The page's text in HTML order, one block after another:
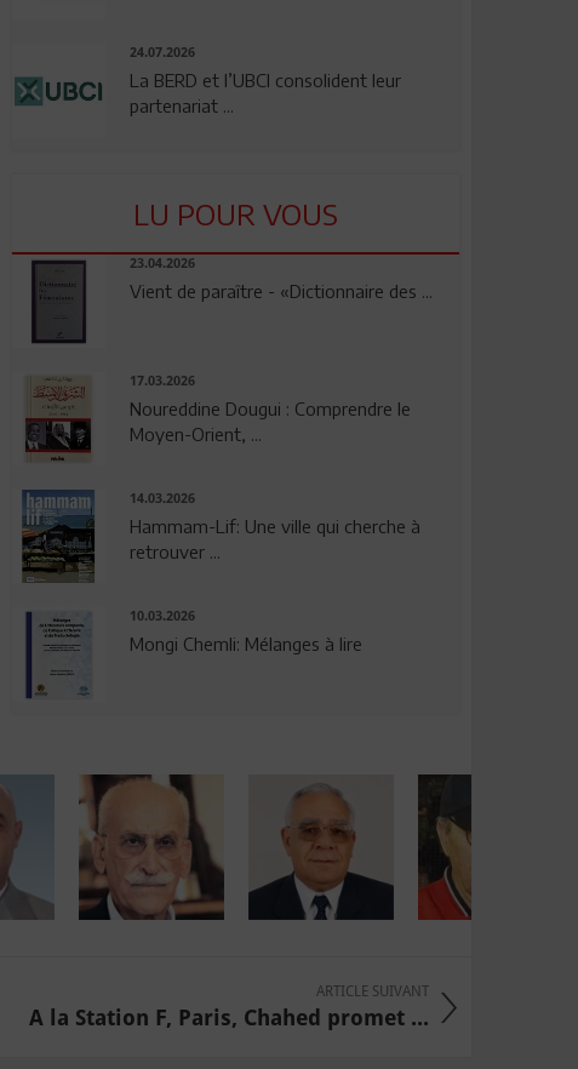
24.07.2026
La BERD et l’UBCI consolident leur
partenariat ...
LU POUR VOUS
23.04.2026
Vient de paraître - «Dictionnaire des ...
17.03.2026
Noureddine Dougui : Comprendre le
Moyen-Orient, ...
14.03.2026
Hammam-Lif: Une ville qui cherche à
retrouver ...
10.03.2026
Mongi Chemli: Mélanges à lire
ARTICLE SUIVANT
A la Station F, Paris, Chahed promet ...